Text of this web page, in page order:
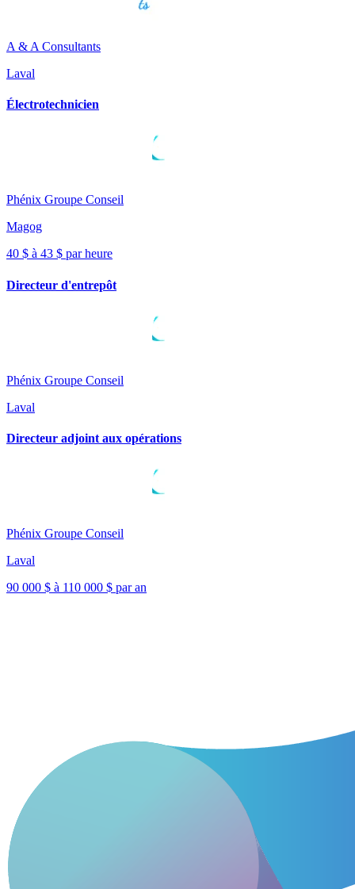
A & A Consultants
Laval
Électrotechnicien
Phénix Groupe Conseil
Magog
40 $ à 43 $ par heure
Directeur d'entrepôt
Phénix Groupe Conseil
Laval
Directeur adjoint aux opérations
Phénix Groupe Conseil
Laval
90 000 $ à 110 000 $ par an